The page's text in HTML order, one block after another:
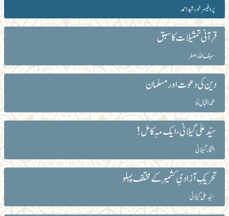
پروفیسر خورشید احمد
قرآنی تمثیلات کا سبق
سیف اللہ اصغر
دین کی دعوت اور مسلمان
محمد اقبال مُلّا
سیّدعلی گیلانی، ایک مہِ کامل!
افتخار گیلانی
تحریکِ آزادیِ کشمیر کے مختلف پہلو
سیّد علی گیلانی